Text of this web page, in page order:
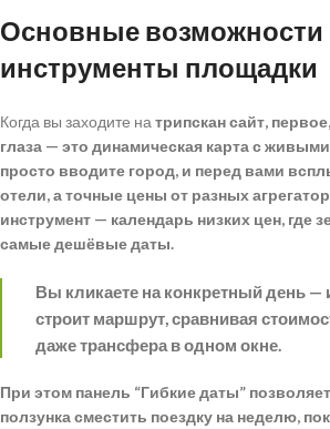
Основные возможности
инструменты площадки
Когда вы заходите на трипскан сайт,
глаза — это динамическая карта с
просто вводите город, и перед вами
отели, а точные цены от разных
инструмент — календарь низких цен, где
самые дешёвые даты.
Вы кликаете на конкретный день —
строит маршрут, сравнивая
даже трансфера в одном окне.
При этом панель “Гибкие даты”
ползунка сместить поездку на неделю,